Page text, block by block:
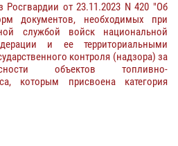
от 23.11.2023 N 420 "Об
документов, необходимых при
службой войск национальной
и ее территориальными
контроля (надзора) за
объектов топливно-
которым присвоена категория